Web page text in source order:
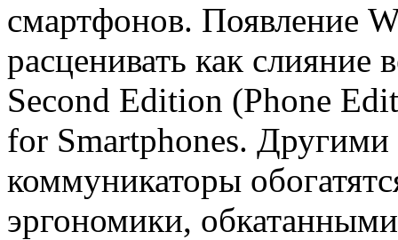
смартфонов. Появление
расценивать как
Second Edition (Phone
for Smartphones.
коммуникаторы
эргономики,